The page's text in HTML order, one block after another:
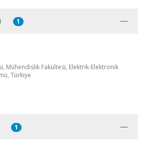
1
Mühendislik Fakültesi, Elektrik-Elektronik
Türkiye
1